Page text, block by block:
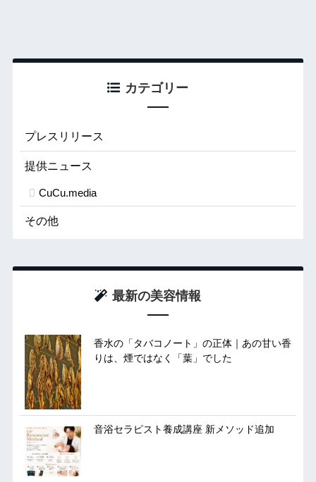
カテゴリー
プレスリリース
提供ニュース
CuCu.media
その他
最新の美容情報
香水の「タバコノート」の正体｜あの甘い香
りは、煙ではなく「葉」でした
音浴セラピスト養成講座 新メソッド追加